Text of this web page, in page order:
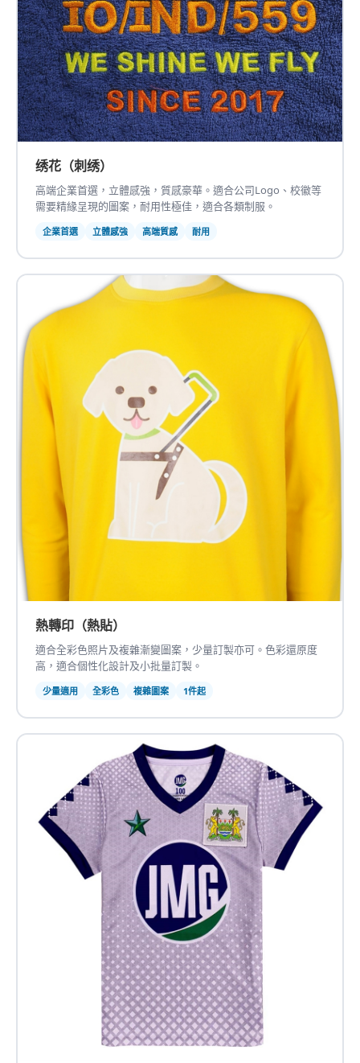
绣花（刺绣）
高端企業首選，立體感強，質感豪華。適合公司Logo、校徽等
需要精緣呈現的圖案，耐用性極佳，適合各類制服。
企業首選 立體感強 高端質感 耐用
熱轉印（熱貼）
適合全彩色照片及複雜漸變圖案，少量訂製亦可。色彩還原度
高，適合個性化設計及小批量訂製。
少量適用 全彩色 複雜圖案 1件起